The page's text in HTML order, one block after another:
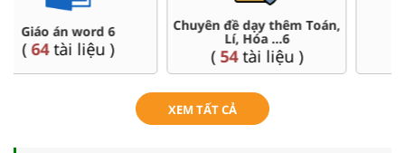
Đề thi HSG 6
(4tài liệu )
Trắc nghiệm đúng sai 6
(26tài liệu )
XEM TẤT CẢ